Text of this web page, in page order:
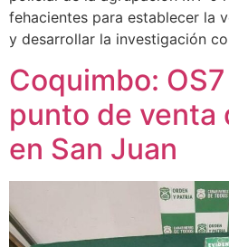
fehacientes para establecer la
y desarrollar la investigación
Coquimbo:
punto de venta
en San Juan